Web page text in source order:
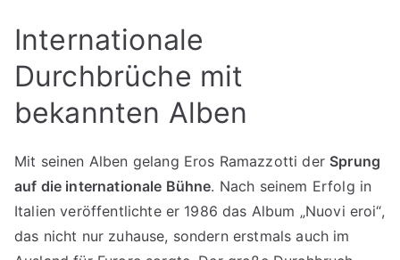
Internationale
Durchbrüche mit
bekannten Alben
Mit seinen Alben gelang Eros Ramazzotti der Sprung
auf die internationale Bühne. Nach seinem Erfolg in
Italien veröffentlichte er 1986 das Album „Nuovi eroi“,
das nicht nur zuhause, sondern erstmals auch im